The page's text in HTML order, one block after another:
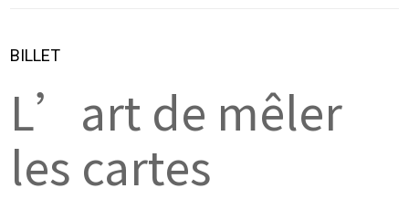
BILLET
L’art de mêler
les cartes